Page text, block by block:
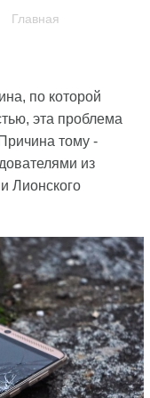
Главная
по которой
эта проблема
тому -
из
Лионского